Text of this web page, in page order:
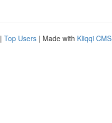
| Top Users | Made with Kliqqi CMS